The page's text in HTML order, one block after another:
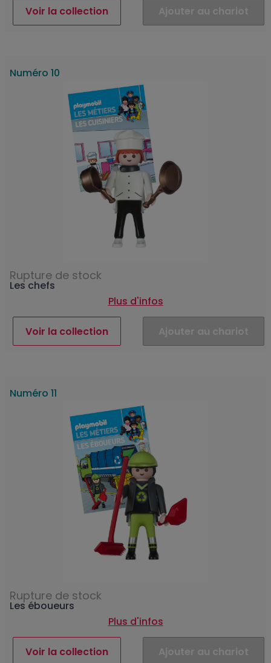
Voir la collection Ajouter au chariot
Numéro 10
Rupture de stock
Les chefs
Plus d'infos
Voir la collection Ajouter au chariot
Numéro 11
Rupture de stock
Les éboueurs
Plus d'infos
Voir la collection Ajouter au chariot